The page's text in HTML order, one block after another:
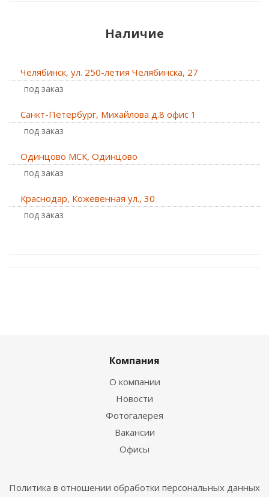
Наличие
Челябинск, ул. 250-летия Челябинска, 27
Под заказ
Санкт-Петербург, Михайлова д.8 офис 1
Под заказ
Одинцово МСК, Одинцово
Под заказ
Краснодар, Кожевенная ул., 30
Под заказ
Компания
О компании
Новости
Фотогалерея
Вакансии
Офисы
Политика в отношении обработки персональных данных